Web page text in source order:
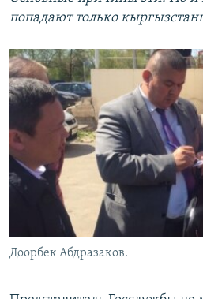
попадают только
Доорбек Абдразаков.